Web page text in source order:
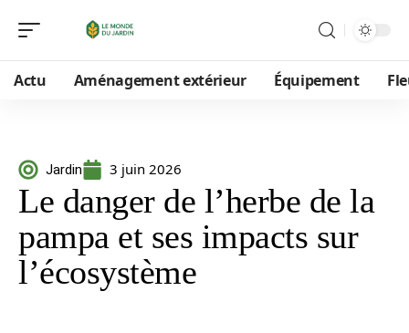
Actu Aménagement extérieur Équipement
Jardin 3 juin 2026
Le danger de l’herbe de la
pampa et ses impacts sur
l’écosystème